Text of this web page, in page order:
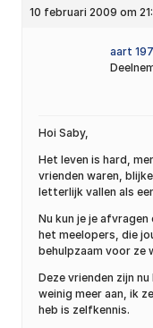
10 februari 2009 om
aart
Hoi Saby,
Het leven is hard,
vrienden waren,
letterlijk vallen als
Nu kun je je
het meelopers, die
behulpzaam voor ze
Deze vrienden zijn
weinig meer aan, ik
heb is zelfkennis.